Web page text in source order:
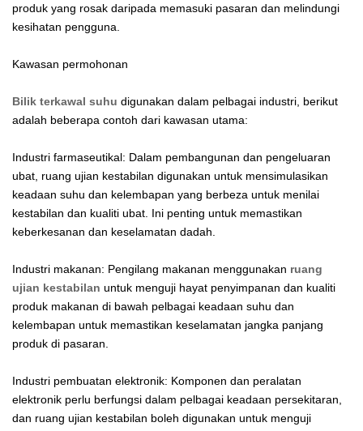
produk yang rosak daripada memasuki pasaran dan melindungi
kesihatan pengguna.
Kawasan permohonan
Bilik terkawal suhu digunakan dalam pelbagai industri, berikut
adalah beberapa contoh dari kawasan utama:
Industri farmaseutikal: Dalam pembangunan dan pengeluaran
ubat, ruang ujian kestabilan digunakan untuk mensimulasikan
keadaan suhu dan kelembapan yang berbeza untuk menilai
kestabilan dan kualiti ubat. Ini penting untuk memastikan
keberkesanan dan keselamatan dadah.
Industri makanan: Pengilang makanan menggunakan ruang
ujian kestabilan untuk menguji hayat penyimpanan dan kualiti
produk makanan di bawah pelbagai keadaan suhu dan
kelembapan untuk memastikan keselamatan jangka panjang
produk di pasaran.
Industri pembuatan elektronik: Komponen dan peralatan
elektronik perlu berfungsi dalam pelbagai keadaan persekitaran,
dan ruang ujian kestabilan boleh digunakan untuk menguji